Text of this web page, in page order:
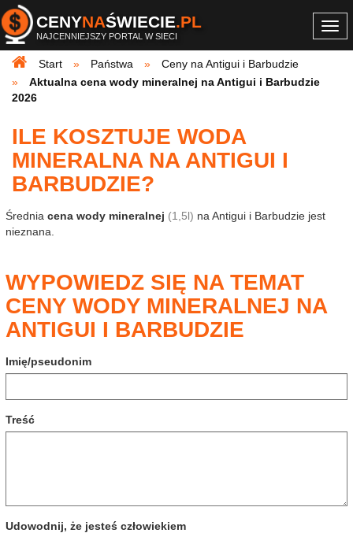
CENYNAŚWIECIE.PL
NAJCENNIEJSZY PORTAL W SIECI
Start
Państwa
Ceny na Antigui i Barbudzie
Aktualna cena wody mineralnej na Antigui i Barbudzie
2026
ILE KOSZTUJE WODA
MINERALNA NA ANTIGUI I
BARBUDZIE?
Średnia cena wody mineralnej (1,5l) na Antigui i Barbudzie jest
nieznana.
WYPOWIEDZ SIĘ NA TEMAT
CENY WODY MINERALNEJ NA
ANTIGUI I BARBUDZIE
Imię/pseudonim
Treść
Udowodnij, że jesteś człowiekiem